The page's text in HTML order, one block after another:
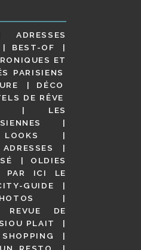
ADRESSES
BEST-OF
ET
PARISIENS
DÉCO
DE RÊVE
LES
LOOKS
OLDIES
PAR ICI LE
GUIDE
REVUE DE
PLAIT
SHOPPING
RESTO